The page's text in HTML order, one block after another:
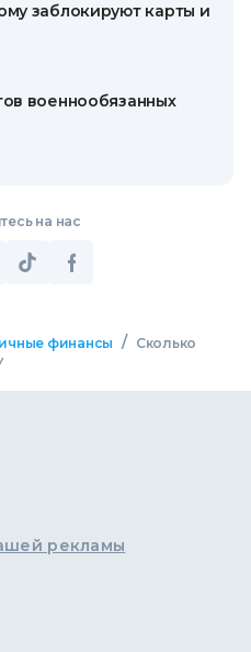
заблокируют карты и
военнообязанных
на нас
финансы /
Сколько
рекламы